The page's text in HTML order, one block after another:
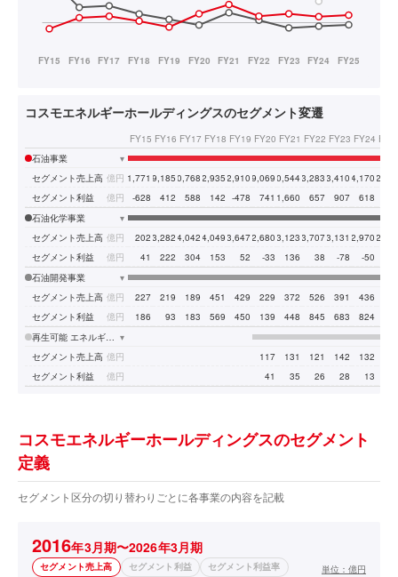
コスモエネルギーホールディングスのセグメント変遷
FY15 FY16 FY17 FY18 FY19 FY20 FY21 FY22 FY23 FY24
石油事業
▾
セグメント売上高 億円21,77119,18520,76822,93522,91019,06920,54423,28323,41024,170
セグメント利益
億円 -628 412 588 142 -478 741 1,660 657 907 618
石油化学事業
▾
セグメント売上高 億円 202 3,282 4,042 4,049 3,6472,680 3,123 3,7073,131 2,970
セグメント利益
億円 41 222 304 153 52 -33 136 38 -78 -50
石油開発事業
▾
セグメント売上高 億円 227 219 189 451 429 229 372 526 391 436
セグメント利益
億円 186 93 183 569 450 139 448 845 683 824
▾
セグメント売上高 億円 117 131 121 142 132
セグメント利益
億円 41 35 26 28 13
コスモエネルギーホールディングスのセグメント
定義
セグメント区分の切り替わりごとに各事業の内容を記載
2016年3月期〜2026年3月期
セグメント売上高 セグメント利益 セグメント利益率 単位： 億円